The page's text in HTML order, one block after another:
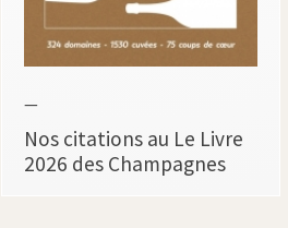
—
Nos citations au Le Livre
2026 des Champagnes